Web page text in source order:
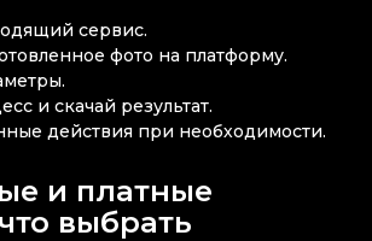
сервис.
фото на платформу.
и скачай результат.
действия при необходимости.
и платные
выбрать